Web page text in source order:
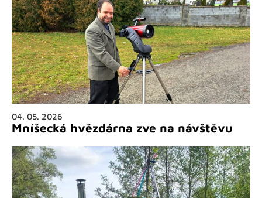
04. 05. 2026
Mníšecká hvězdárna zve na návštěvu